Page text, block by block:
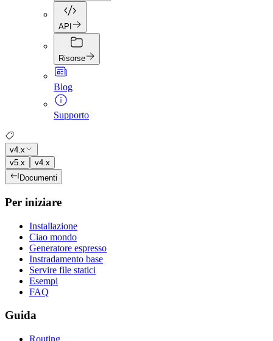
API
Risorse
Blog
Supporto
v4.x
v5.x
v4.x
Documenti
Per iniziare
Installazione
Ciao mondo
Generatore espresso
Instradamento base
Servire file statici
Esempi
FAQ
Guida
Routing